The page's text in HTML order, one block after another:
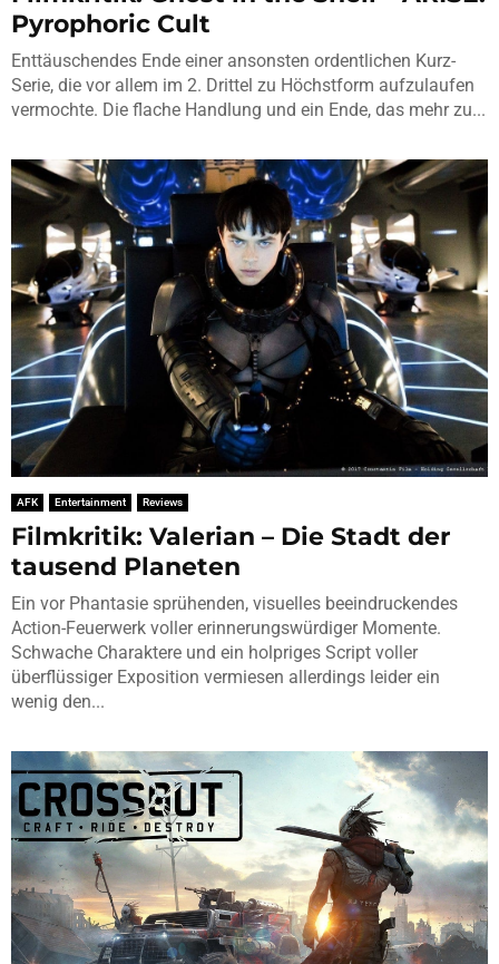
Pyrophoric Cult
Enttäuschendes Ende einer ansonsten ordentlichen Kurz-
Serie, die vor allem im 2. Drittel zu Höchstform aufzulaufen
vermochte. Die flache Handlung und ein Ende, das mehr zu...
AFK Entertainment Reviews
Filmkritik: Valerian – Die Stadt der
tausend Planeten
Ein vor Phantasie sprühenden, visuelles beeindruckendes
Action-Feuerwerk voller erinnerungswürdiger Momente.
Schwache Charaktere und ein holpriges Script voller
überflüssiger Exposition vermiesen allerdings leider ein
wenig den...